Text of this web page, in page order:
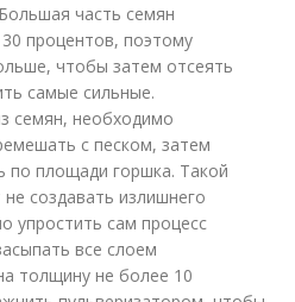
часть семян
процентов, поэтому
чтобы затем отсеять
самые сильные.
семян, необходимо
с песком, затем
по площади горшка. Такой
создавать излишнего
упростить сам процесс
все слоем
толщину не более 10